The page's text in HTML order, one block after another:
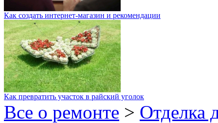
Как создать интернет-магазин и рекомендации
Как превратить участок в райский уголок
Все о ремонте > Отделка